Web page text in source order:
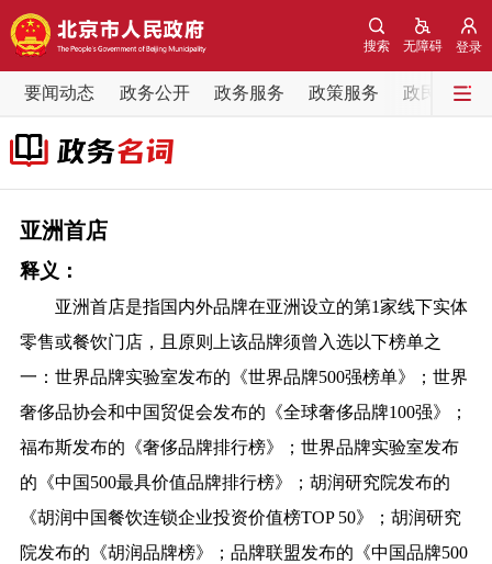
登录
无障碍
搜索
要闻动态 政务公开 政务服务 政策服务 政民互动
要闻动态
党中央精神
各区热点
政务公开
市领导 机构职能 政策服务
政策兑现 政策解读 回应关切
决策公开 专题公开
亚洲首店
释义：
亚洲首店是指国内外品牌在亚洲设立的第1家线下实体
零售或餐饮门店，且原则上该品牌须曾入选以下榜单之
一：世界品牌实验室发布的《世界品牌500强榜单》；世界
奢侈品协会和中国贸促会发布的《全球奢侈品牌100强》；
福布斯发布的《奢侈品牌排行榜》；世界品牌实验室发布
的《中国500最具价值品牌排行榜》；胡润研究院发布的
《胡润中国餐饮连锁企业投资价值榜TOP 50》；胡润研究
院发布的《胡润品牌榜》；品牌联盟发布的《中国品牌500